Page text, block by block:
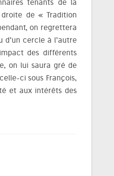
tenants de la
de « Tradition
on regrettera
d’un cercle à l’autre
des différents
on lui saura gré de
ci sous François,
et aux intérêts des